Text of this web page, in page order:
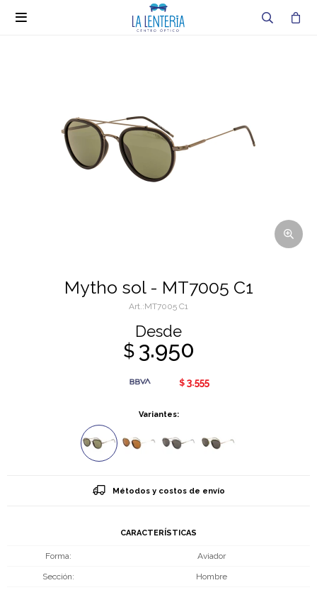

Mytho sol - MT7005 C1
MT7005 C1
Desde
$ 3.950
$ 3.555
Variantes:
Métodos y costos de envío
CARACTERÍSTICAS
Forma Aviador
Sección Hombre